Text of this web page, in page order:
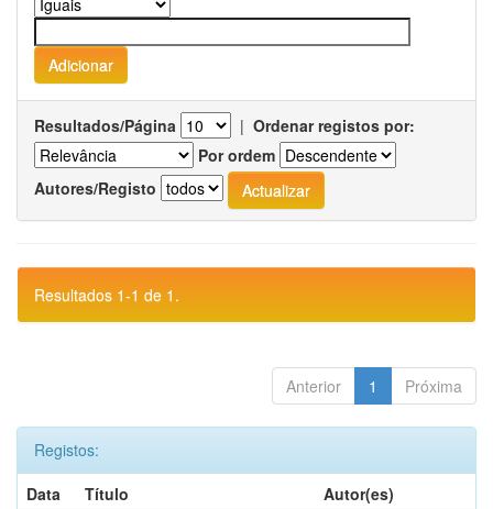
Resultados/Página | Ordenar registos por:
Por ordem
Autores/Registo
Resultados 1-1 de 1.
Anterior 1 Próxima
Registos:
Data
Título
Autor(es)